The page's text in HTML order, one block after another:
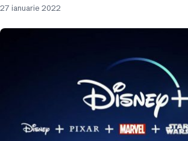
27 ianuarie 2022